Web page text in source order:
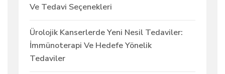
Ve Tedavi Seçenekleri
Ürolojik Kanserlerde Yeni Nesil Tedaviler:
İmmünoterapi Ve Hedefe Yönelik
Tedaviler